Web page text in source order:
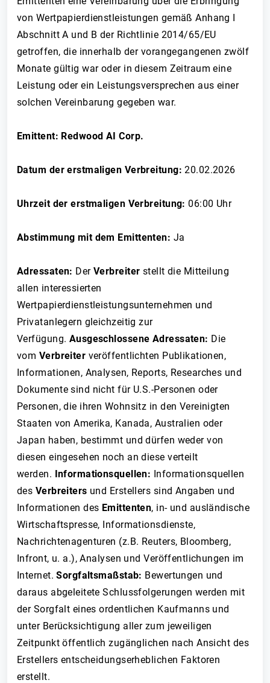
von Wertpapierdienstleistungen gemäß Anhang I
Abschnitt A und B der Richtlinie 2014/65/EU
getroffen, die innerhalb der vorangegangenen zwölf
Monate gültig war oder in diesem Zeitraum eine
Leistung oder ein Leistungsversprechen aus einer
solchen Vereinbarung gegeben war.
Emittent: Redwood AI Corp.
Datum der erstmaligen Verbreitung: 20.02.2026
Uhrzeit der erstmaligen Verbreitung: 06:00 Uhr
Abstimmung mit dem Emittenten: Ja
Adressaten: DerVerbreiter stellt die Mitteilung
allen interessierten
Wertpapierdienstleistungsunternehmen und
Privatanlegern gleichzeitig zur
Verfügung. Ausgeschlossene Adressaten: Die
vom Verbreiter veröffentlichten Publikationen,
Informationen, Analysen, Reports, Researches und
Dokumente sind nicht für U.S.-Personen oder
Personen, die ihren Wohnsitz in den Vereinigten
Staaten von Amerika, Kanada, Australien oder
Japan haben, bestimmt und dürfen weder von
diesen eingesehen noch an diese verteilt
werden. Informationsquellen: Informationsquellen
des Verbreiters und Erstellers sind Angaben und
Informationen des Emittenten, in- und ausländische
Wirtschaftspresse, Informationsdienste,
Nachrichtenagenturen (z.B. Reuters, Bloomberg,
Infront, u. a.), Analysen und Veröffentlichungen im
Internet.Sorgfaltsmaßstab: Bewertungen und
daraus abgeleitete Schlussfolgerungen werden mit
der Sorgfalt eines ordentlichen Kaufmanns und
unter Berücksichtigung aller zum jeweiligen
Zeitpunkt öffentlich zugänglichen nach Ansicht des
Erstellers entscheidungserheblichen Faktoren
erstellt.